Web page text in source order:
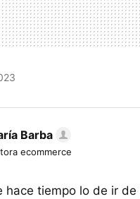
Barba
ecommerce
hace tiempo lo de ir de